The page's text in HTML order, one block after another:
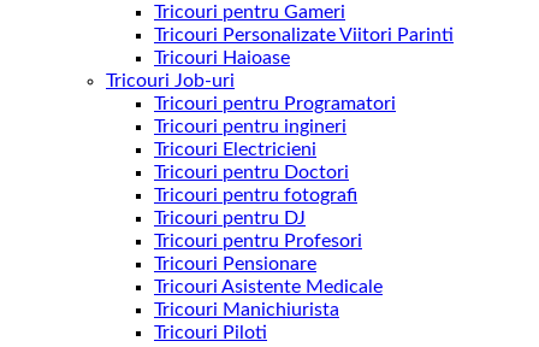
Tricouri pentru Gameri
Tricouri Personalizate Viitori Parinti
Tricouri Haioase
Tricouri Job-uri
Tricouri pentru Programatori
Tricouri pentru ingineri
Tricouri Electricieni
Tricouri pentru Doctori
Tricouri pentru fotografi
Tricouri pentru DJ
Tricouri pentru Profesori
Tricouri Pensionare
Tricouri Asistente Medicale
Tricouri Manichiurista
Tricouri Piloti